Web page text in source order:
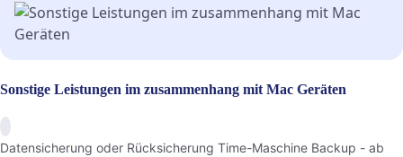
Sonstige Leistungen im zusammenhang mit Mac Geräten
Datensicherung oder Rücksicherung Time-Maschine Backup - ab